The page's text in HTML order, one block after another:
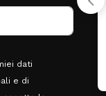
dati
e di
mia nipotina
di più